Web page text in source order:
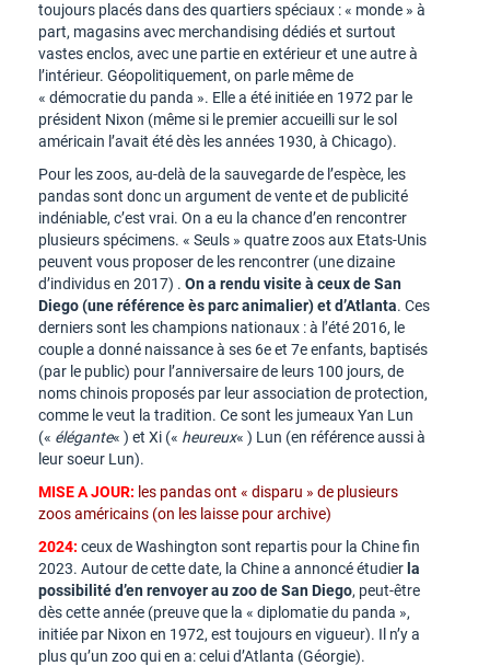
toujours placés dans des quartiers spéciaux : « monde » à
part, magasins avec merchandising dédiés et surtout
vastes enclos, avec une partie en extérieur et une autre à
l’intérieur. Géopolitiquement, on parle même de
« démocratie du panda ». Elle a été initiée en 1972 par le
président Nixon (même si le premier accueilli sur le sol
américain l’avait été dès les années 1930, à Chicago).
Pour les zoos, au-delà de la sauvegarde de l’espèce, les
pandas sont donc un argument de vente et de publicité
indéniable, c’est vrai. On a eu la chance d’en rencontrer
plusieurs spécimens. « Seuls » quatre zoos aux Etats-Unis
peuvent vous proposer de les rencontrer (une dizaine
d’individus en 2017) . On a rendu visite à ceux de San
Diego (une référence ès parc animalier) et d’Atlanta. Ces
derniers sont les champions nationaux : à l’été 2016, le
couple a donné naissance à ses 6e et 7e enfants, baptisés
(par le public) pour l’anniversaire de leurs 100 jours, de
noms chinois proposés par leur association de protection,
comme le veut la tradition. Ce sont les jumeaux Yan Lun
(« élégante« ) et Xi (« heureux« ) Lun (en référence aussi à
leur soeur Lun).
MISE A JOUR: les pandas ont « disparu » de plusieurs
zoos américains (on les laisse pour archive)
2024: ceux de Washington sont repartis pour la Chine fin
2023. Autour de cette date, la Chine a annoncé étudier la
possibilité d’en renvoyer au zoo de San Diego, peut-être
dès cette année (preuve que la « diplomatie du panda »,
initiée par Nixon en 1972, est toujours en vigueur). Il n’y a
plus qu’un zoo qui en a: celui d’Atlanta (Géorgie).